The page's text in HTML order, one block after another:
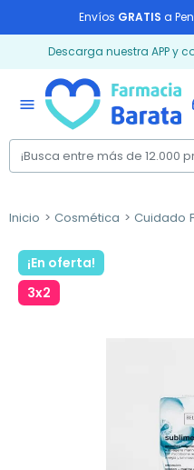
Envíos GRATIS a
Descarga nuestra APP y
menu
Inicio Cosmética Cuidado
¡En oferta!
3x2